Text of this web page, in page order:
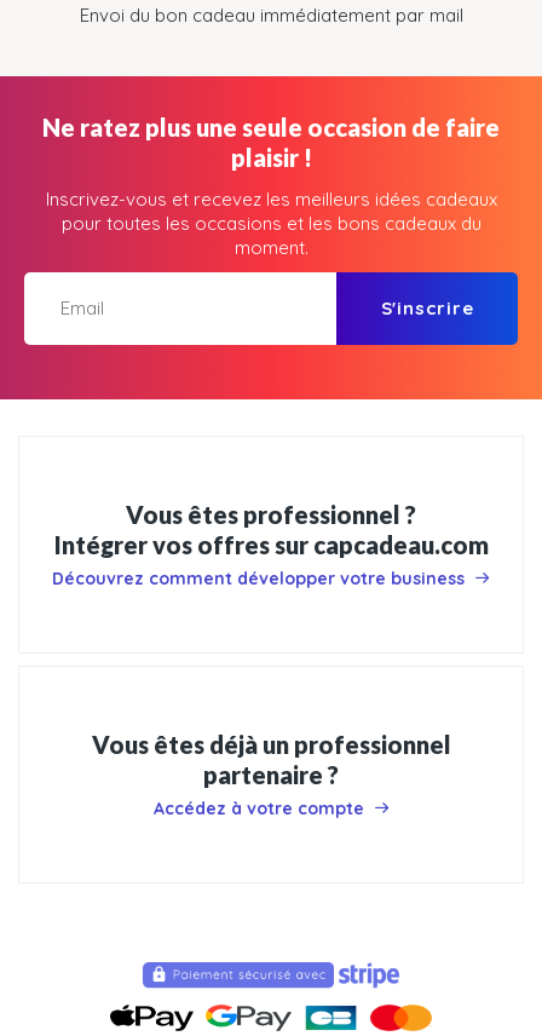
Envoi du bon cadeau immédiatement par mail
Ne ratez plus une seule occasion de faire
plaisir !
Inscrivez-vous et recevez les meilleurs idées cadeaux
pour toutes les occasions et les bons cadeaux du
moment.
S'inscrire
Vous êtes professionnel ?
Intégrer vos offres sur capcadeau.com
Découvrez comment développer votre business
Vous êtes déjà un professionnel
partenaire ?
Accédez à votre compte